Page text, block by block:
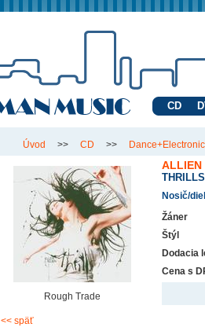
CD
Úvod >> CD >> Dance+Electronic
Rough Trade
ALLIEN
Nosič/diel
Žáner
Štýl
Dodacia
Cena s
<< späť